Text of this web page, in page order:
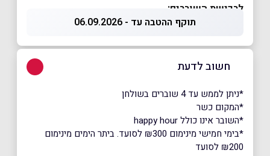
לרכישת השוברים:
תוקף ההטבה עד - 06.09.2026
חשוב לדעת
*ניתן לממש עד 4 שוברים בשולחן
*המקום כשר
*השובר אינו כולל happy hour
*בימי חמישי מינימום ₪300 לסועד. ביתר הימים מינימום
₪200 לסועד